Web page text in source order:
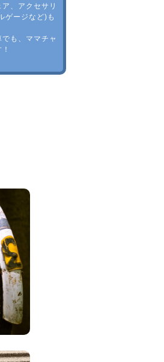
、アクセサリ
ゲージなど)も
も、ママチャ